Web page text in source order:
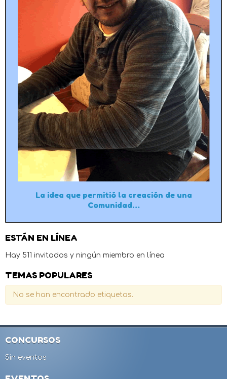
La idea que permitió la creación de una
Comunidad…
ESTÁN EN LÍNEA
Hay 511 invitados y ningún miembro en línea
TEMAS POPULARES
No se han encontrado etiquetas.
CONCURSOS
Sin eventos